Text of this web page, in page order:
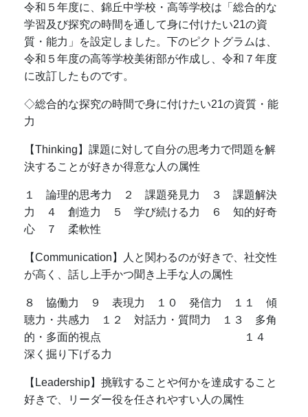
令和５年度に、錦丘中学校・高等学校は「総合的な
学習及び探究の時間を通して身に付けたい21の資
質・能力」を設定しました。下のピクトグラムは、
令和５年度の高等学校美術部が作成し、令和７年度
に改訂したものです。
◇総合的な探究の時間で身に付けたい21の資質・能
力
【Thinking】課題に対して自分の思考力で問題を解
決することが好きか得意な人の属性
１ 論理的思考力 ２ 課題発見力 ３ 課題解決
力 ４ 創造力 ５ 学び続ける力 ６ 知的好奇
心 ７ 柔軟性
【Communication】人と関わるのが好きで、社交性
が高く、話し上手かつ聞き上手な人の属性
８ 協働力 ９ 表現力 １０ 発信力 １１ 傾
聴力・共感力 １２ 対話力・質問力 １３ 多角
的・多面的視点 １４
深く掘り下げる力
【Leadership】挑戦することや何かを達成すること
好きで、リーダー役を任されやすい人の属性